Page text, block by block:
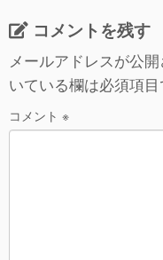
er n
a
e
b
o
o
k
コメントを残す
メールアドレスが公
いている欄は必須項
コメント ※